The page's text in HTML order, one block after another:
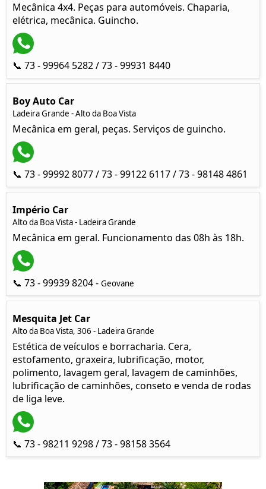
Mecânica 4x4. Peças para automóveis. Chaparia,
elétrica, mecânica. Guincho.
📞 73 - 99964 5282 / 73 - 99931 8440
Boy Auto Car
Ladeira Grande - Alto da Boa Vista
Mecânica em geral, peças. Serviços de guincho.
📞 73 - 99992 8077 / 73 - 99122 6117 / 73 - 98148 4861
Império Car
Alto da Boa Vista - Ladeira Grande
Mecânica em geral. Funcionamento das 08h às 18h.
📞 73 - 99939 8204 - Geovane
Mesquita Jet Car
Alto da Boa Vista, 306 - Ladeira Grande
Estética de veículos e borracharia. Cera,
estofamento, graxeira, lubrificação, motor,
polimento, lavagem geral, lavagem de caminhões,
lubrificação de caminhões, conseto e venda de rodas
de liga leve.
📞 73 - 98211 9298 / 73 - 98158 3564